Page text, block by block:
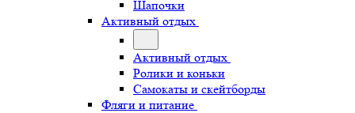
Шапочки
Активный отдых
Активный отдых
Ролики и коньки
Самокаты и скейтборды
Фляги и питание